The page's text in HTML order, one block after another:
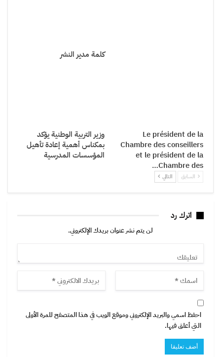
كلمة مدير النشر
Le président de la
Chambre des conseillers
et le président de la
Chambre des…
وزير التربية الوطنية يؤكد
بمكناس أهمية إعادة تأهيل
المؤسسات المدرسية
السابق التالي
اترك رد
لن يتم نشر عنوان بريدك الإلكتروني.
احفظ اسمي والبريد الإلكتروني وموقع الويب في هذا المتصفح للمرة الأولى
التي أعلق فيها.